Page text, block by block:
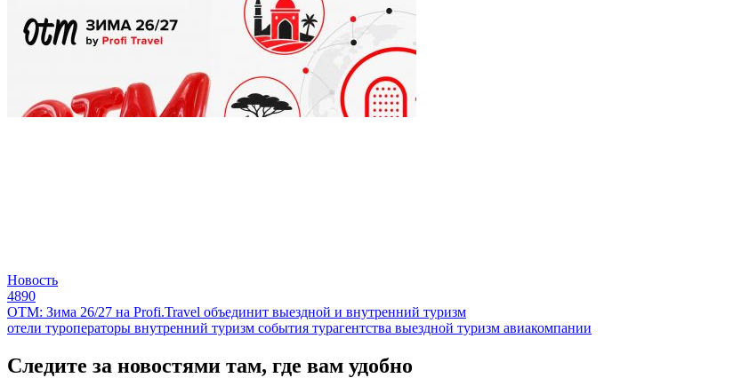
Новость
4890
ОТМ: Зима 26/27 на Profi.Travel объединит выездной и внутренний туризм
отели туроператоры внутренний туризм события турагентства выездной туризм авиакомпании
Следите за новостями там, где вам удобно